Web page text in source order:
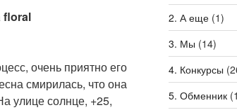
floral
очень приятно его
смирилась, что она
улице солнце, +25,
2. А еще(1)
3. Мы (14)
4. Конкурсы
5. Обменник